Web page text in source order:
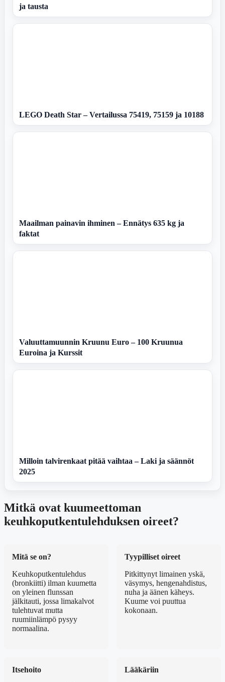
ja tausta
LEGO Death Star – Vertailussa 75419, 75159 ja 10188
Maailman painavin ihminen – Ennätys 635 kg ja
faktat
Valuuttamuunnin Kruunu Euro – 100 Kruunua
Euroina ja Kurssit
Milloin talvirenkaat pitää vaihtaa – Laki ja säännöt
2025
Mitkä ovat kuumeettoman
keuhkoputkentulehduksen oireet?
Mitä se on?
Keuhkoputkentulehdus
(bronkiitti) ilman kuumetta
on yleinen flunssan
jälkitauti, jossa limakalvot
tulehtuvat mutta
ruumiinlämpö pysyy
normaalina.
Tyypilliset oireet
Pitkittynyt limainen yskä,
väsymys, hengenahdistus,
nuha ja äänen käheys.
Kuume voi puuttua
kokonaan.
Itsehoito
Lääkäriin